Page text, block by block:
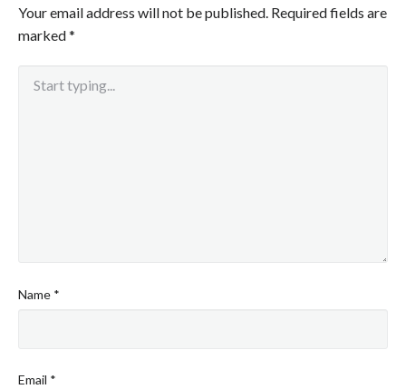
Your email address will not be published. Required fields are
marked*
Name *
Email *